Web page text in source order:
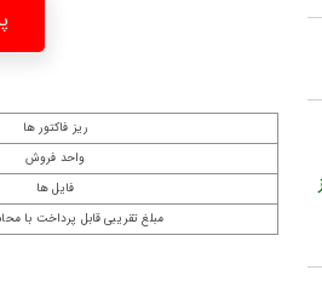
ریز فاکتور ها
واحد فروش
فایل ها
مبلغ تقریبی قابل پرداخت با